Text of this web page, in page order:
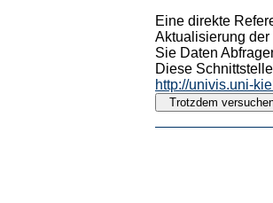
Eine direkte
Aktualisierung
Sie Daten
Diese
http://univis.uni-